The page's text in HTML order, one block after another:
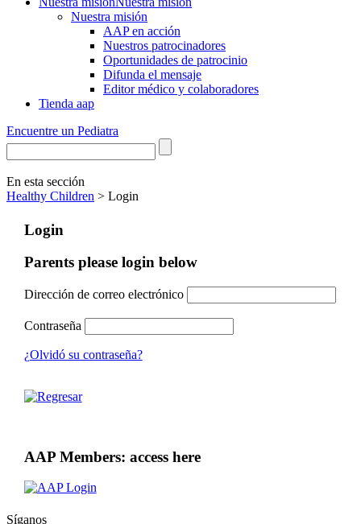
Nuestra misión
AAP en acción
Nuestros patrocinadores
Oportunidades de patrocinio
Difunda el mensaje
Editor médico y colaboradores
Tienda aap
Encuentre un Pediatra
En esta sección
Healthy Children > Login
Login
Parents please login below
Dirección de correo electrónico
Contraseña
¿Olvidó su contraseña?
AAP Members: access here
Síganos